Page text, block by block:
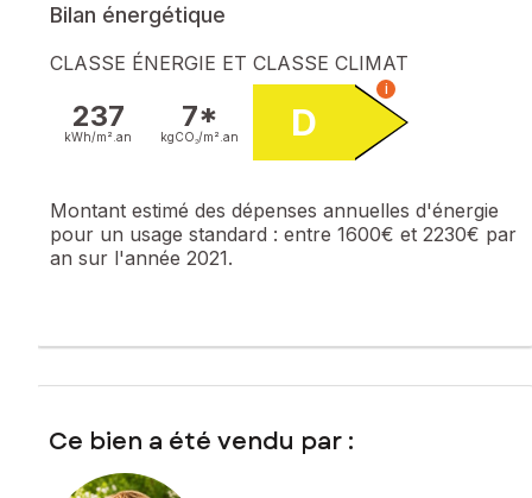
Bilan énergétique
CLASSE ÉNERGIE ET CLASSE CLIMAT
237
kWh/m². an
7*
kgCO₂/m². an D
i
Montant estimé des dépenses annuelles d'énergie
pour un usage standard : entre 1600€ et 2230€ par
an sur l'année 2021.
Ce bien a été vendu par :